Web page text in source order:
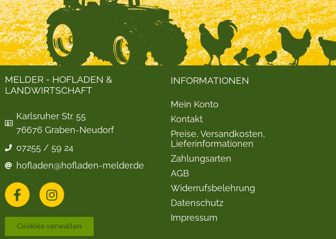
MELDER - HOFLADEN &
LANDWIRTSCHAFT
Karlsruher Str. 55
76676 Graben-Neudorf
07255 / 59 24
hofladen@hofladen-melder.de
Cookies verwalten
INFORMATIONEN
Mein Konto
Kontakt
Preise, Versandkosten,
Lieferinformationen
Zahlungsarten
AGB
Widerrufsbelehrung
Datenschutz
Impressum